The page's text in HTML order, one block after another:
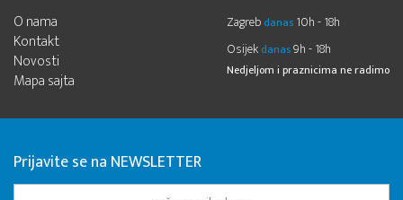
O nama
Kontakt
Novosti
Mapa sajta
Zagreb danas 10h - 18h
Osijek danas9h - 18h
Nedjeljom i praznicima ne radimo
Prijavite se na NEWSLETTER